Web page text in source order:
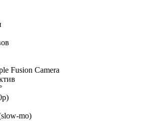
Fusion Camera
mo)